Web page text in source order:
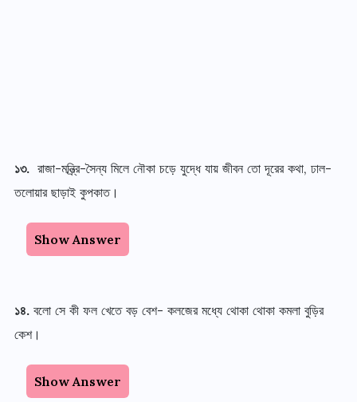
১৩. রাজা-মন্ত্র্রি-সৈন্য মিলে নৌকা চড়ে যুদ্ধে যায় জীবন তো দূরের কথা, ঢাল-
তলোয়ার ছাড়াই কুপকাত।
Show Answer
১৪.বলো সে কী ফল খেতে বড় বেশ- কলজের মধ্যে থোকা থোকা কমলা বুড়ির
কেশ।
Show Answer